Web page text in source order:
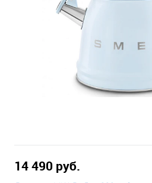
14 490 руб.